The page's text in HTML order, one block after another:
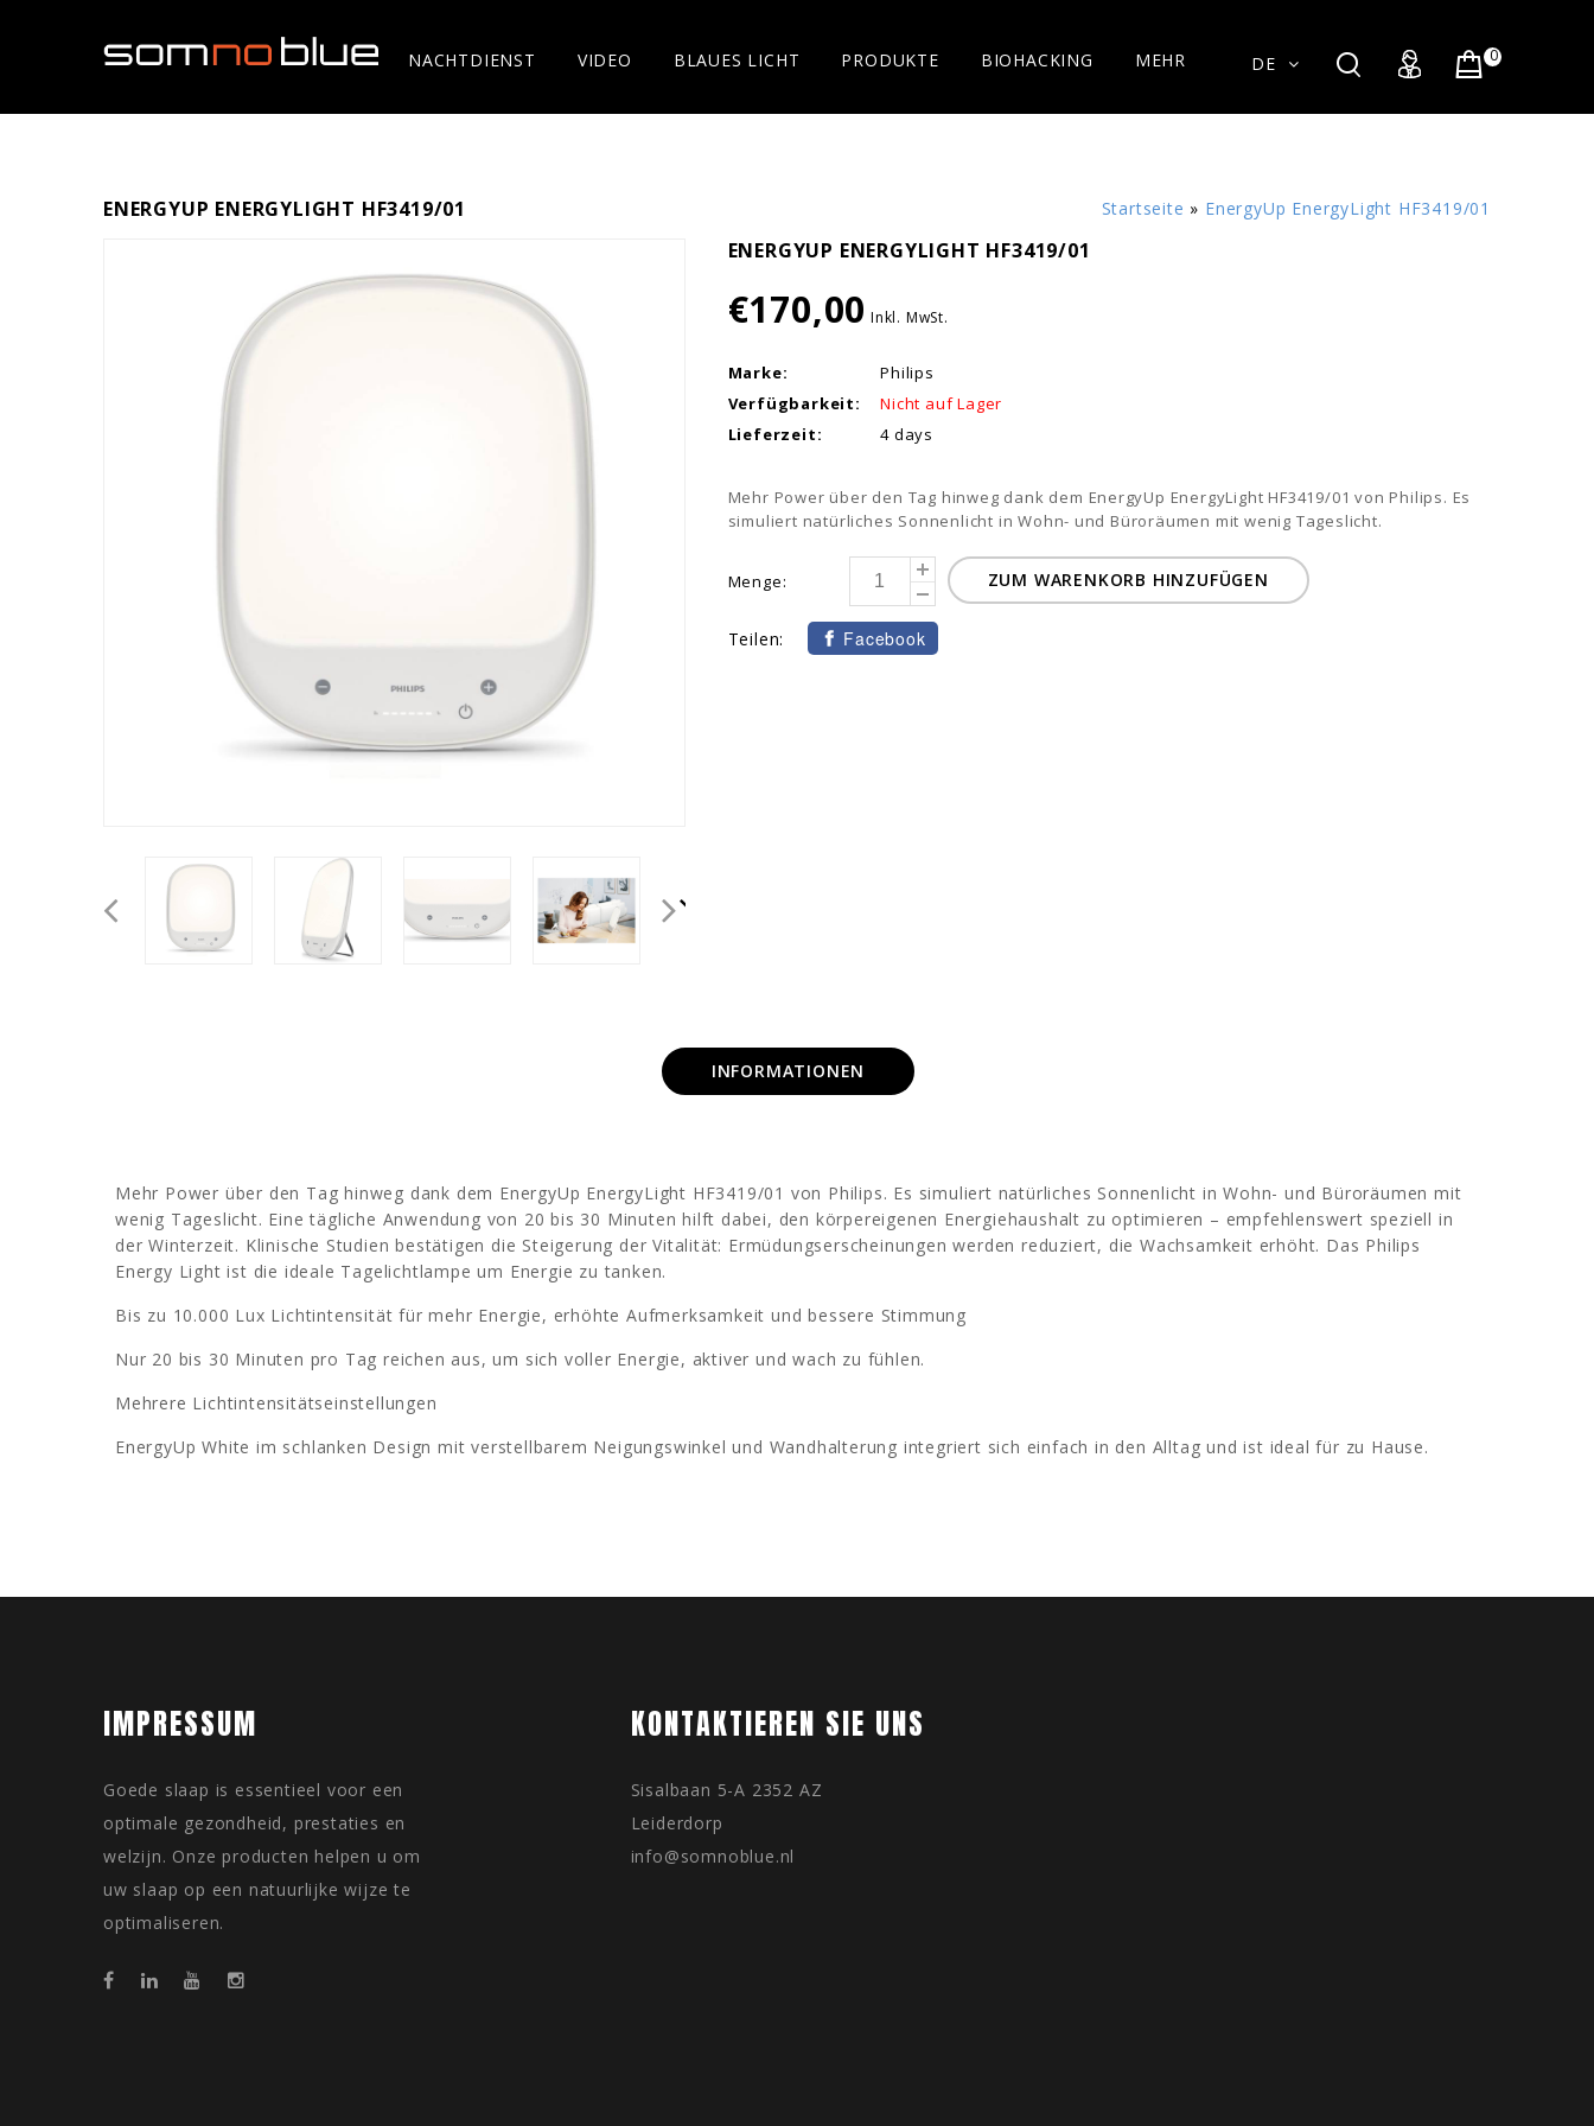
NACHTDIENST VIDEO BLAUES LICHT PRODUKTE BIOHACKING MEHR 0
DE
Startseite » EnergyUp EnergyLight HF3419/01
ENERGYUP ENERGYLIGHT HF3419/01
ENERGYUP ENERGYLIGHT HF3419/01
€170,00 Inkl. MwSt.
Marke:
Philips
Verfügbarkeit:
Nicht auf Lager
Lieferzeit:
4 days
Mehr Power über den Tag hinweg dank dem EnergyUp EnergyLight HF3419/01 von Philips. Es
simuliert natürliches Sonnenlicht in Wohn- und Büroräumen mit wenig Tageslicht.
Menge: ZUM WARENKORB HINZUFÜGEN
Teilen: Facebook
INFORMATIONEN
Mehr Power über den Tag hinweg dank dem EnergyUp EnergyLight HF3419/01 von Philips. Es simuliert natürliches Sonnenlicht in Wohn- und Büroräumen mit
wenig Tageslicht. Eine tägliche Anwendung von 20 bis 30 Minuten hilft dabei, den körpereigenen Energiehaushalt zu optimieren – empfehlenswert speziell in
der Winterzeit. Klinische Studien bestätigen die Steigerung der Vitalität: Ermüdungserscheinungen werden reduziert, die Wachsamkeit erhöht. Das Philips
Energy Light ist die ideale Tagelichtlampe um Energie zu tanken.
Bis zu 10.000 Lux Lichtintensität für mehr Energie, erhöhte Aufmerksamkeit und bessere Stimmung
Nur 20 bis 30 Minuten pro Tag reichen aus, um sich voller Energie, aktiver und wach zu fühlen.
Mehrere Lichtintensitätseinstellungen
EnergyUp White im schlanken Design mit verstellbarem Neigungswinkel und Wandhalterung integriert sich einfach in den Alltag und ist ideal für zu Hause.
IMPRESSUM
Goede slaap is essentieel voor een
optimale gezondheid, prestaties en
welzijn. Onze producten helpen u om
uw slaap op een natuurlijke wijze te
optimaliseren.
KONTAKTIEREN SIE UNS
Sisalbaan 5-A 2352 AZ
Leiderdorp
info@somnoblue.nl